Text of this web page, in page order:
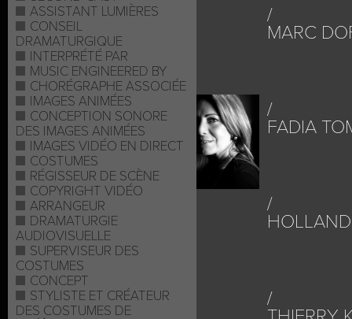
ASSISTANT LUMIÈRES
CONSEIL
DRAMATURGIQUE
INTERPRÉTÉ PAR
MUSIC ENGINEERED BY
CHORÉGRAPHE ASSOCIÉE
IMAGES ANIMÉES
CONCEPTION SONORE
DES IMAGES ANIMÉES
IMAGES VIDÉO EN DIRECT
COSTUMES
RÉGISSEUR DE SCÈNE
COPYRIGHT VIDÉO
ARRANGEUR
DRAMATURGIE
AUDIOVISUELLE
SUPERVISEUR DES
COSTUMES
CONCEPT
STYLISTE ET CRÉATEUR
DES COSTUMES DE
MARC
FADIA